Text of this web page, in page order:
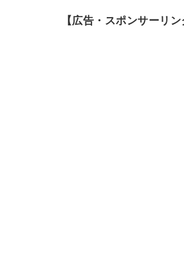
【広告・スポンサーリン